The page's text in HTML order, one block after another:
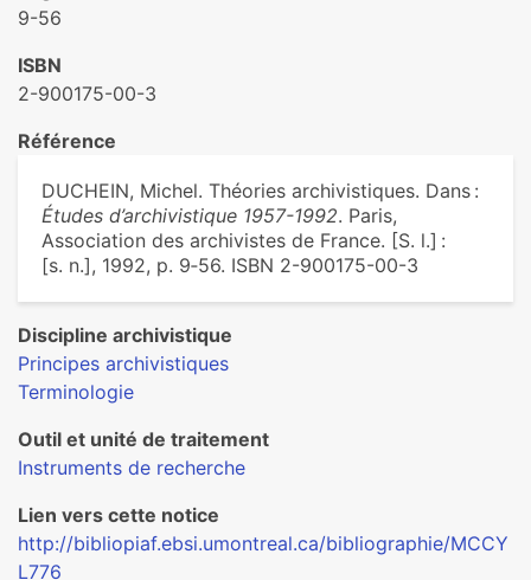
9-56
ISBN
2-900175-00-3
Référence
DUCHEIN, Michel. Théories archivistiques. Dans :
Études d’archivistique 1957-1992. Paris,
Association des archivistes de France. [S. l.] :
[s. n.], 1992, p. 9‑56. ISBN 2-900175-00-3
Discipline archivistique
Principes archivistiques
Terminologie
Outil et unité de traitement
Instruments de recherche
Lien vers cette notice
http://bibliopiaf.ebsi.umontreal.ca/bibliographie/MCCY
L776